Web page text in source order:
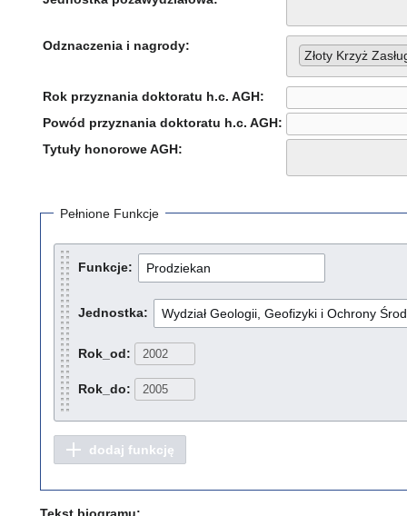
Odznaczenia i nagrody:
Złoty Krzyż
Rok przyznania doktoratu h.c. AGH:
Powód przyznania doktoratu h.c. AGH:
Tytuły honorowe AGH:
Pełnione Funkcje
Funkcje:
Jednostka:
Rok_od:
Rok_do:
dodaj funkcję